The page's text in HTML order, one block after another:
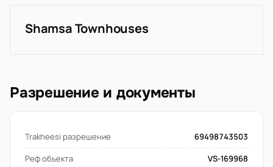
Shamsa Townhouses
Разрешение и документы
Trakheesi разрешение
69498743503
Реф объекта
VS-169968